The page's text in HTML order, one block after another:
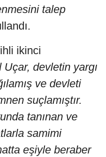
talep
ikinci
Uçar, devletin yargı
ve devleti
suçlamıştır.
tanınan ve
samimi
eşiyle beraber